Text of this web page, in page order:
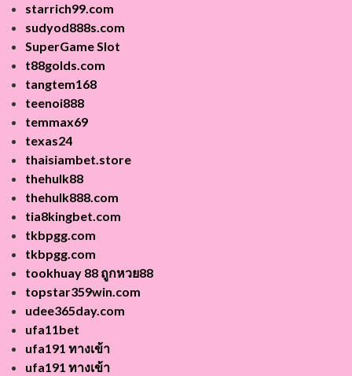
starrich99.com
sudyod888s.com
SuperGame Slot
t88golds.com
tangtem168
teenoi888
temmax69
texas24
thaisiambet.store
thehulk88
thehulk888.com
tia8kingbet.com
tkbpgg.com
tkbpgg.com
tookhuay 88 ถูกหวย88
topstar359win.com
udee365day.com
ufa11bet
ufa191 ทางเข้า
ufa191 ทางเข้า